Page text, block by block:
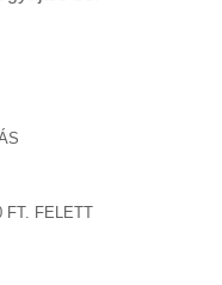
FT. FELETT